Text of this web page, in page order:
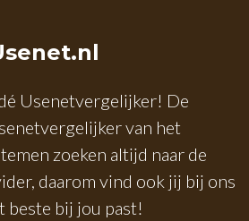
Usenetvergelijker! De
van het
zoeken altijd naar de
daarom vind ook jij bij ons
beste bij jou past!